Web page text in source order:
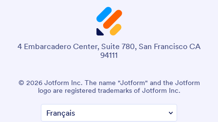
4 Embarcadero Center, Suite 780, San Francisco CA
94111
© 2026 Jotform Inc. The name "Jotform" and the Jotform
logo are registered trademarks of Jotform Inc.